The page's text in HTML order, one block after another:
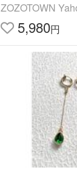
ZOZOTOWN
5,980円